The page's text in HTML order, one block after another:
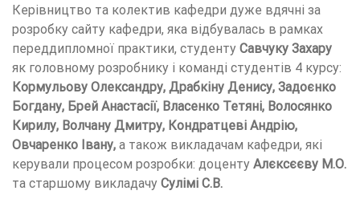
Керівництво та колектив кафедри дуже вдячні за
розробку сайту кафедри, яка відбувалась в рамках
переддипломної практики, студенту Савчуку Захару
як головному розробнику і команді студентів 4 курсу:
Кормульову Олександру, Драбкіну Денису, Задоєнко
Богдану, Брей Анастасії, Власенко Тетяні, Волосянко
Кирилу, Волчану Дмитру, Кондратцеві Андрію,
Овчаренко Івану, а також викладачам кафедри, які
керували процесом розробки: доценту Алєксєєву М.О.
та старшому викладачу Сулімі С.В.